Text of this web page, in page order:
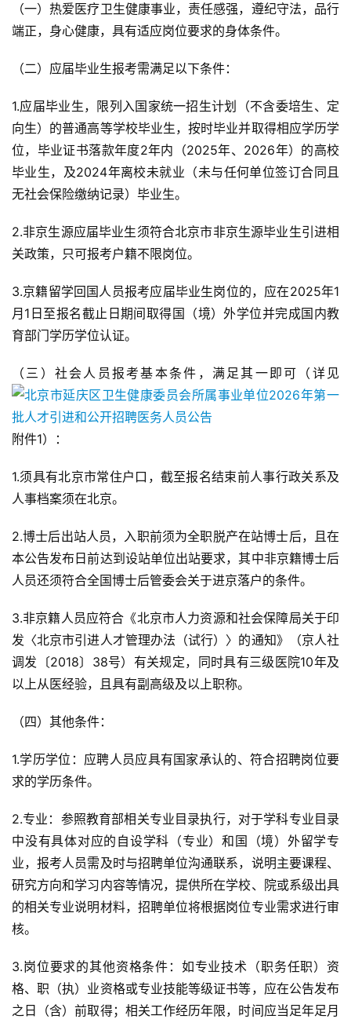
（一）热爱医疗卫生健康事业，责任感强，遵纪守法，品行
端正，身心健康，具有适应岗位要求的身体条件。
（二）应届毕业生报考需满足以下条件：
1.应届毕业生，限列入国家统一招生计划（不含委培生、定
向生）的普通高等学校毕业生，按时毕业并取得相应学历学
位，毕业证书落款年度2年内（2025年、2026年）的高校
毕业生，及2024年离校未就业（未与任何单位签订合同且
无社会保险缴纳记录）毕业生。
2.非京生源应届毕业生须符合北京市非京生源毕业生引进相
关政策，只可报考户籍不限岗位。
3.京籍留学回国人员报考应届毕业生岗位的，应在2025年1
月1日至报名截止日期间取得国（境）外学位并完成国内教
育部门学历学位认证。
（三）社会人员报考基本条件，满足其一即可（详见
附件1）：
1.须具有北京市常住户口，截至报名结束前人事行政关系及
人事档案须在北京。
2.博士后出站人员，入职前须为全职脱产在站博士后，且在
本公告发布日前达到设站单位出站要求，其中非京籍博士后
人员还须符合全国博士后管委会关于进京落户的条件。
3.非京籍人员应符合《北京市人力资源和社会保障局关于印
发〈北京市引进人才管理办法（试行）〉的通知》（京人社
调发〔2018〕38号）有关规定，同时具有三级医院10年及
以上从医经验，且具有副高级及以上职称。
（四）其他条件：
1.学历学位：应聘人员应具有国家承认的、符合招聘岗位要
求的学历条件。
2.专业：参照教育部相关专业目录执行，对于学科专业目录
中没有具体对应的自设学科（专业）和国（境）外留学专
业，报考人员需及时与招聘单位沟通联系，说明主要课程、
研究方向和学习内容等情况，提供所在学校、院或系级出具
的相关专业说明材料，招聘单位将根据岗位专业需求进行审
核。
3.岗位要求的其他资格条件：如专业技术（职务任职）资
格、职（执）业资格或专业技能等级证书等，应在公告发布
之日（含）前取得；相关工作经历年限，时间应当足年足月